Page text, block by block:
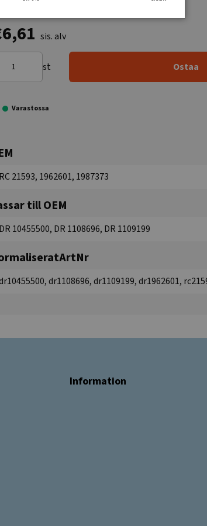
sis. alv
st Ostaa
Varastossa
RC 21593, 1962601, 1987373
till OEM
DR 10455500, DR 1108696, DR 1109199
dr1108696, dr1109199, dr1962601,
Information